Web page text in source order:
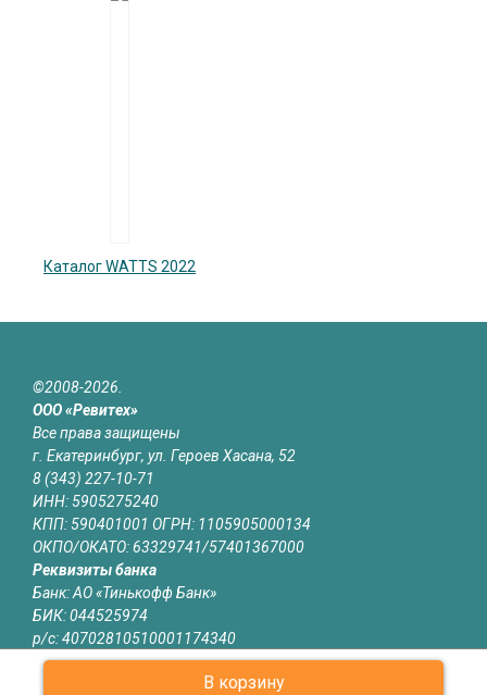
В корзину
Каталог WATTS 2022
©2008-2026.
ООО «Ревитех»
Все права защищены
г. Екатеринбург, ул. Героев Хасана, 52
8 (343) 227-10-71
ИНН: 5905275240
КПП: 590401001 ОГРН: 1105905000134
ОКПО/ОКАТО: 63329741/57401367000
Реквизиты банка
Банк: АО «Тинькофф Банк»
БИК: 044525974
р/с: 40702810510001174340
к/с: 30101810145250000974
Юридическая информация